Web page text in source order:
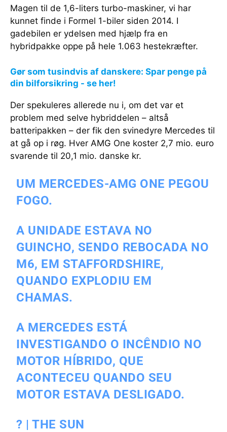
Magen til de 1,6-liters turbo-maskiner, vi har
kunnet finde i Formel 1-biler siden 2014. I
gadebilen er ydelsen med hjælp fra en
hybridpakke oppe på hele 1.063 hestekræfter.
Gør som tusindvis af danskere: Spar penge på
din bilforsikring - se her!
Der spekuleres allerede nu i, om det var et
problem med selve hybriddelen – altså
batteripakken – der fik den svinedyre Mercedes til
at gå op i røg. Hver AMG One koster 2,7 mio. euro
svarende til 20,1 mio. danske kr.
UM MERCEDES-AMG ONE PEGOU
FOGO.
A UNIDADE ESTAVA NO
GUINCHO, SENDO REBOCADA NO
M6, EM STAFFORDSHIRE,
QUANDO EXPLODIU EM
CHAMAS.
A MERCEDES ESTÁ
INVESTIGANDO O INCÊNDIO NO
MOTOR HÍBRIDO, QUE
ACONTECEU QUANDO SEU
MOTOR ESTAVA DESLIGADO.
?️ | THE SUN